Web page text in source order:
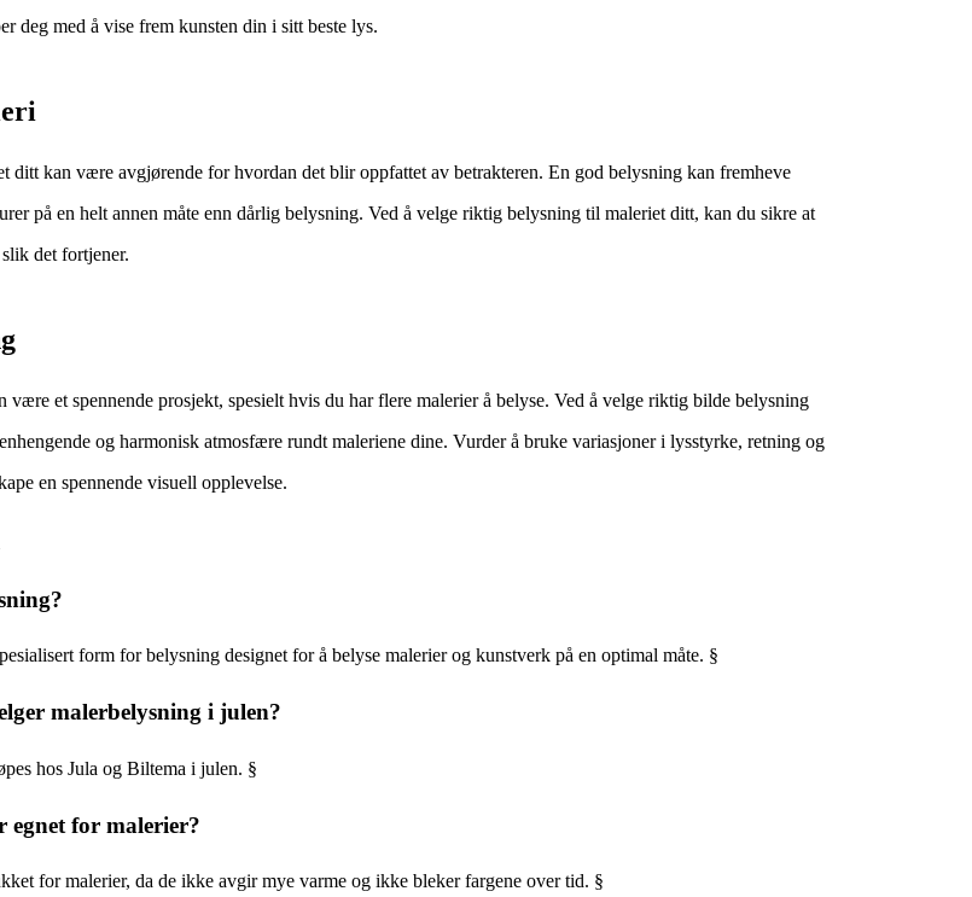
deg med å vise frem kunsten din i sitt beste lys.
ditt kan være avgjørende for hvordan det blir oppfattet av betrakteren. En god belysning kan fremheve
på en helt annen måte enn dårlig belysning. Ved å velge riktig belysning til maleriet ditt, kan du sikre at
det fortjener.
være et spennende prosjekt, spesielt hvis du har flere malerier å belyse. Ved å velge riktig bilde belysning
og harmonisk atmosfære rundt maleriene dine. Vurder å bruke variasjoner i lysstyrke, retning og
en spennende visuell opplevelse.
form for belysning designet for å belyse malerier og kunstverk på en optimal måte. §
malerbelysning i julen?
hos Jula og Biltema i julen. §
egnet for malerier?
for malerier, da de ikke avgir mye varme og ikke bleker fargene over tid. §